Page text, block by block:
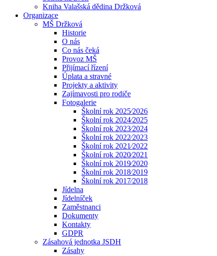
Kniha Valašská dědina Držková
Organizace
MŠ Držková
Historie
O nás
Co nás čeká
Provoz MŠ
Přijímací řízení
Úplata a stravné
Projekty a aktivity
Zajímavosti pro rodiče
Fotogalerie
Školní rok 2025⁄2026
Školní rok 2024⁄2025
Školní rok 2023⁄2024
Školní rok 2022⁄2023
Školní rok 2021⁄2022
Školní rok 2020⁄2021
Školní rok 2019⁄2020
Školní rok 2018⁄2019
Školní rok 2017⁄2018
Jídelna
Jídelníček
Zaměstnanci
Dokumenty
Kontakty
GDPR
Zásahová jednotka JSDH
Zásahy